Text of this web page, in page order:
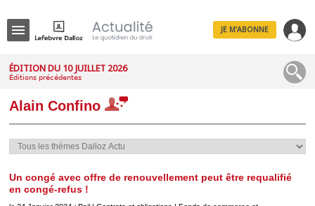
JE M'ABONNE
ÉDITION DU 10 JUILLET 2026
Éditions précédentes
Alain Confino
Un congé avec offre de renouvellement peut être requalifié
en congé-refus !